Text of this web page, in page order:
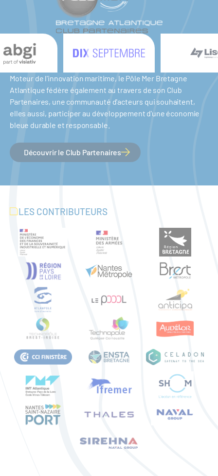
Moteur de l'innovation maritime, le Pôle Mer Bretagne
Atlantique fédère également au travers de son Club
Partenaires, une communauté d'acteurs qui souhaitent,
elles aussi, participer au développement d'une économie
bleue durable et responsable.
Découvrir le Club Partenaires
LES CONTRIBUTEURS